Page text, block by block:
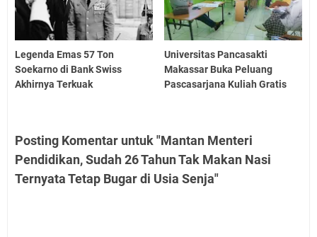
Legenda Emas 57 Ton
Soekarno di Bank Swiss
Akhirnya Terkuak
Universitas Pancasakti
Makassar Buka Peluang
Pascasarjana Kuliah Gratis
Posting Komentar untuk "Mantan Menteri
Pendidikan, Sudah 26 Tahun Tak Makan Nasi
Ternyata Tetap Bugar di Usia Senja"